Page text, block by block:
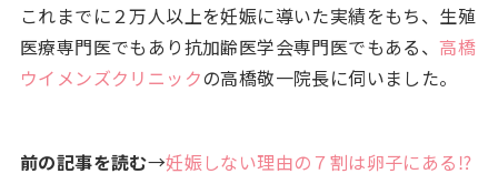
これまでに２万人以上を妊娠に導いた実績をもち、生殖
医療専門医でもあり抗加齢医学会専門医でもある、高橋
ウイメンズクリニックの高橋敬一院長に伺いました。
前の記事を読む→妊娠しない理由の７割は卵子にある⁉